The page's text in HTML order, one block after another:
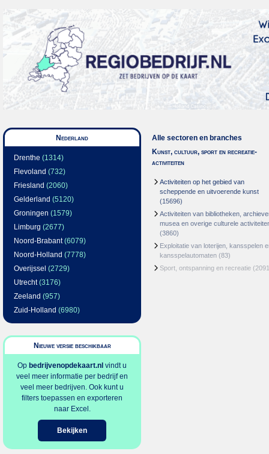
Nederland
Drenthe (1314)
Flevoland (732)
Friesland (2060)
Gelderland (5120)
Groningen (1579)
Limburg (2677)
Noord-Brabant(6079)
Noord-Holland (7778)
Overijssel (2729)
Utrecht(3176)
Zeeland (957)
Zuid-Holland (6980)
Nieuwe versie beschikbaar
Op bedrijvenopdekaart.nl vindt u
veel meer informatie per bedrijf en
veel meer bedrijven. Ook kunt u
filters toepassen en exporteren
naar Excel.
Bekijken
Alle sectoren en branches
Kunst, cultuur, sport en recreatie-
activiteiten
Activiteiten op het gebied van
scheppende en uitvoerende kunst
(15696)
Activiteiten van bibliotheken,
musea en overige culturele
(3860)
Exploitatie van loterijen, kansspelen
kansspelautomaten (83)
Sport, ontspanning en recreatie